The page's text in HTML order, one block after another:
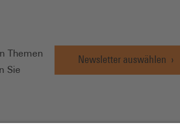
Themen
Sie
Newsletter auswählen